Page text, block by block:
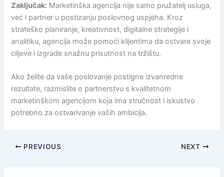
Zaključak: Marketinška agencija nije samo pružatelj usluga,
već i partner u postizanju poslovnog uspjeha. Kroz
strateško planiranje, kreativnost, digitalne strategije i
analitiku, agencija može pomoći klijentima da ostvare svoje
ciljeve i izgrade snažnu prisutnost na tržištu.
Ako želite da vaše poslovanje postigne izvanredne
rezultate, razmislite o partnerstvu s kvalitetnom
marketinškom agencijom koja ima stručnost i iskustvo
potrebno za ostvarivanje vaših ambicija.
PREVIOUS NEXT